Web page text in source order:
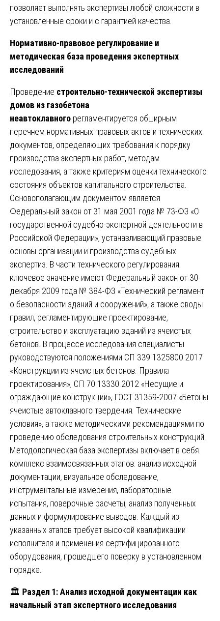
позволяет выполнять экспертизы любой сложности в
установленные сроки и с гарантией качества.
Нормативно-правовое регулирование и
методическая база проведения экспертных
исследований
Проведение строительно-технической экспертизы
домов из газобетона
неавтоклавного регламентируется обширным
перечнем нормативных правовых актов и технических
документов, определяющих требования к порядку
производства экспертных работ, методам
исследования, а также критериям оценки технического
состояния объектов капитального строительства.
Основополагающим документом является
Федеральный закон от 31 мая 2001 года № 73-ФЗ «О
государственной судебно-экспертной деятельности в
Российской Федерации», устанавливающий правовые
основы организации и производства судебных
экспертиз. В части технического регулирования
ключевое значение имеют Федеральный закон от 30
декабря 2009 года № 384-ФЗ «Технический регламент
о безопасности зданий и сооружений», а также своды
правил, регламентирующие проектирование,
строительство и эксплуатацию зданий из ячеистых
бетонов. В процессе исследования специалисты
руководствуются положениями СП 339.1325800.2017
«Конструкции из ячеистых бетонов. Правила
проектирования», СП 70.13330.2012 «Несущие и
ограждающие конструкции», ГОСТ 31359-2007 «Бетоны
ячеистые автоклавного твердения. Технические
условия», а также методическими рекомендациями по
проведению обследования строительных конструкций.
Методологическая база экспертизы включает в себя
комплекс взаимосвязанных этапов: анализ исходной
документации, визуальное обследование,
инструментальные измерения, лабораторные
испытания, поверочные расчеты, анализ полученных
данных и формулирование выводов. Каждый из
указанных этапов требует высокой квалификации
исполнителя и применения сертифицированного
оборудования, прошедшего поверку в установленном
порядке.
🏛️ Раздел 1: Анализ исходной документации как
начальный этап экспертного исследования